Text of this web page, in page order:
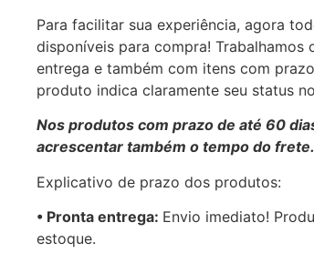
Para facilitar sua experiência, agora
disponíveis para compra! Trabalhamos
entrega e também com itens com
produto indica claramente seu status
Nos produtos com prazo de até 60
acrescentar também o tempo do frete.
Explicativo de prazo dos produtos:
•⁠ ⁠Pronta entrega: Envio imediato!
estoque.